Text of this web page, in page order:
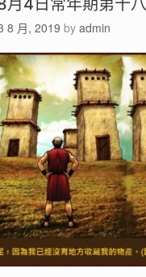
月4日常年期第十
8 月, 2019 by admin